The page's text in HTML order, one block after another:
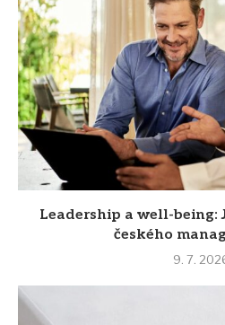
Leadership a well-being:
českého
9. 7.